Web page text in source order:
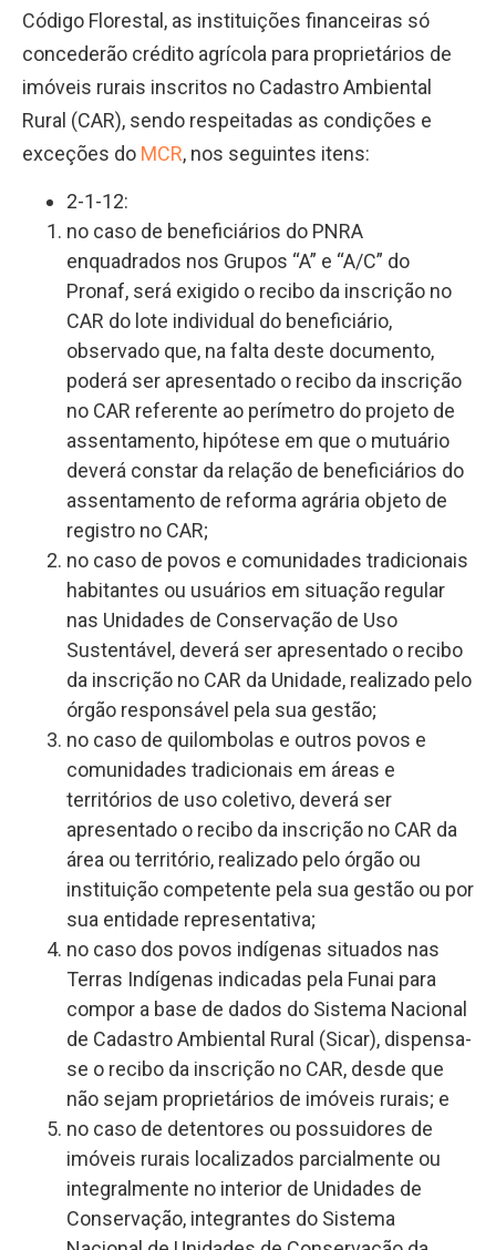
Código Florestal , as instituições financeiras só
concederão crédito agrícola para proprietários de
imóveis rurais inscritos no Cadastro Ambiental
Rural (CAR), sendo respeitadas as condições e
exceções do MCR, nos seguintes itens:
2-1-12:
no caso de beneficiários do PNRA
enquadrados nos Grupos “A” e “A/C” do
Pronaf, será exigido o recibo da inscrição no
CAR do lote individual do beneficiário,
observado que, na falta deste documento,
poderá ser apresentado o recibo da inscrição
no CAR referente ao perímetro do projeto de
assentamento, hipótese em que o mutuário
deverá constar da relação de beneficiários do
assentamento de reforma agrária objeto de
registro no CAR;
no caso de povos e comunidades tradicionais
habitantes ou usuários em situação regular
nas Unidades de Conservação de Uso
Sustentável, deverá ser apresentado o recibo
da inscrição no CAR da Unidade, realizado pelo
órgão responsável pela sua gestão;
no caso de quilombolas e outros povos e
comunidades tradicionais em áreas e
territórios de uso coletivo, deverá ser
apresentado o recibo da inscrição no CAR da
área ou território, realizado pelo órgão ou
instituição competente pela sua gestão ou por
sua entidade representativa;
no caso dos povos indígenas situados nas
Terras Indígenas indicadas pela Funai para
compor a base de dados do Sistema Nacional
de Cadastro Ambiental Rural (Sicar), dispensa-
se o recibo da inscrição no CAR, desde que
não sejam proprietários de imóveis rurais; e
no caso de detentores ou possuidores de
imóveis rurais localizados parcialmente ou
integralmente no interior de Unidades de
Conservação, integrantes do Sistema